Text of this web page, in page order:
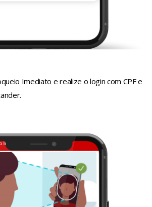
Imediato e realize o login com CPF e